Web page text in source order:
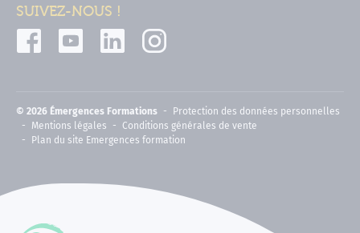
SUIVEZ-NOUS !
© 2026 Émergences Formations
Protection des données personnelles
Mentions légales
Conditions générales de vente
Plan du site Emergences formation